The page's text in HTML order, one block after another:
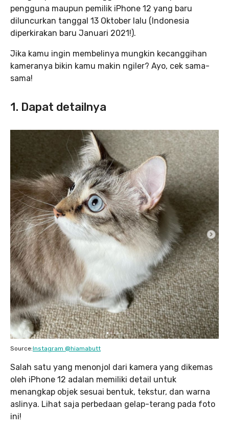
pengguna maupun pemilik iPhone 12 yang baru
diluncurkan tanggal 13 Oktober lalu (Indonesia
diperkirakan baru Januari 2021!).
Jika kamu ingin membelinya mungkin kecanggihan
kameranya bikin kamu makin ngiler? Ayo, cek sama-
sama!
1. Dapat detailnya
Source:Instagram @hiamabutt
Salah satu yang menonjol dari kamera yang dikemas
oleh iPhone 12 adalan memiliki detail untuk
menangkap objek sesuai bentuk, tekstur, dan warna
aslinya. Lihat saja perbedaan gelap-terang pada foto
ini!